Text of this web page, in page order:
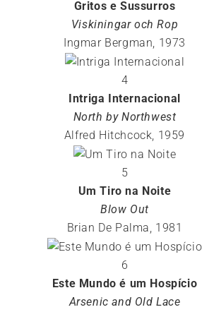
Gritos e Sussurros
Viskiningar och Rop
Ingmar Bergman, 1973
4
Intriga Internacional
North by Northwest
Alfred Hitchcock, 1959
5
Um Tiro na Noite
Blow Out
Brian De Palma, 1981
6
Este Mundo é um Hospício
Arsenic and Old Lace